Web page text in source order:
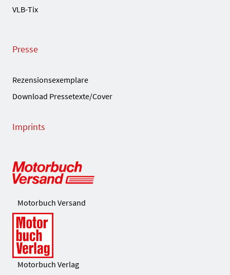
VLB-Tix
Presse
Rezensionsexemplare
Download Pressetexte/Cover
Imprints
Motorbuch Versand
Motorbuch Verlag